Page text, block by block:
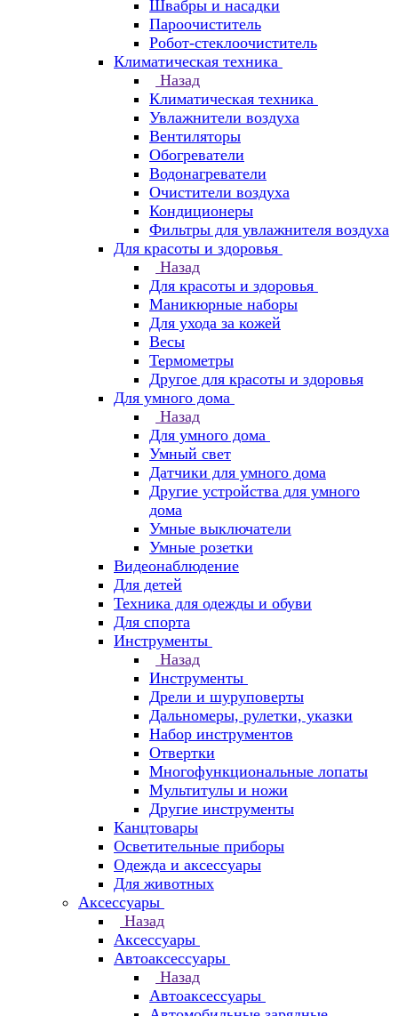
Швабры и насадки
Пароочиститель
Робот-стеклоочиститель
Климатическая техника
Назад
Климатическая техника
Увлажнители воздуха
Вентиляторы
Обогреватели
Водонагреватели
Очистители воздуха
Кондиционеры
Фильтры для увлажнителя воздуха
Для красоты и здоровья
Назад
Для красоты и здоровья
Маникюрные наборы
Для ухода за кожей
Весы
Термометры
Другое для красоты и здоровья
Для умного дома
Назад
Для умного дома
Умный свет
Датчики для умного дома
Другие устройства для умного
дома
Умные выключатели
Умные розетки
Видеонаблюдение
Для детей
Техника для одежды и обуви
Для спорта
Инструменты
Назад
Инструменты
Дрели и шуруповерты
Дальномеры, рулетки, указки
Набор инструментов
Отвертки
Многофункциональные лопаты
Мультитулы и ножи
Другие инструменты
Канцтовары
Осветительные приборы
Одежда и аксессуары
Для животных
Аксессуары
Назад
Аксессуары
Автоаксессуары
Назад
Автоаксессуары